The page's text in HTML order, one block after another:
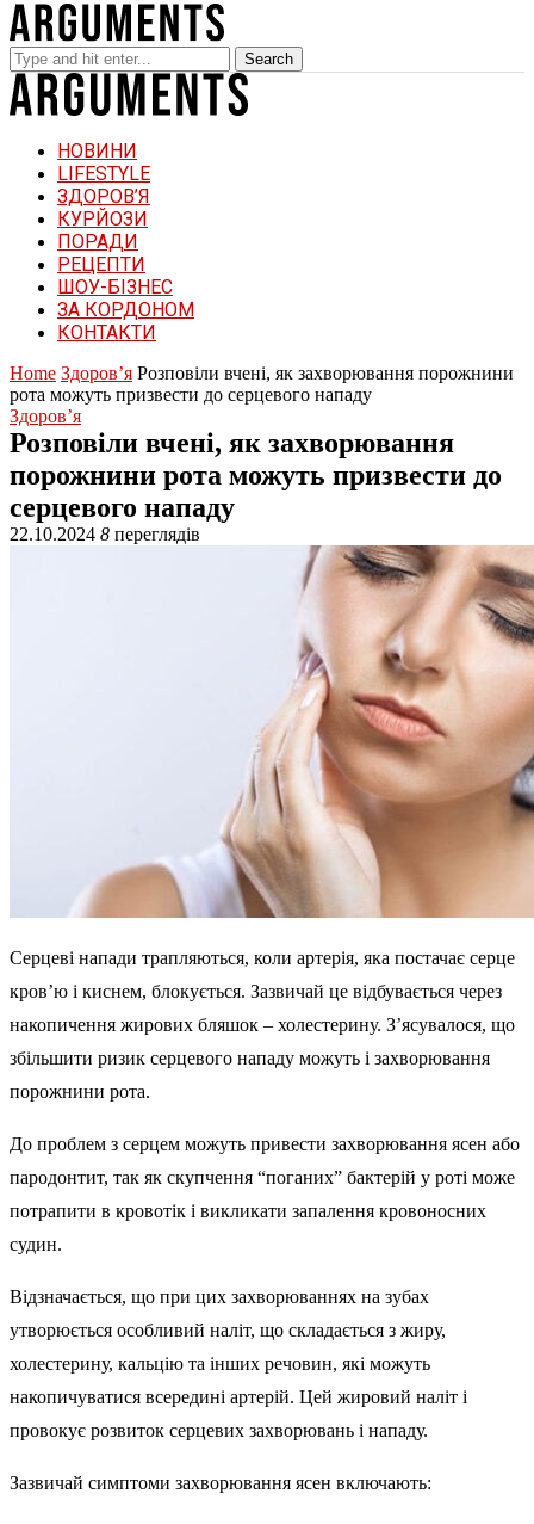
Search
НОВИНИ
LIFESTYLE
ЗДОРОВ’Я
КУРЙОЗИ
ПОРАДИ
РЕЦЕПТИ
ШОУ-БІЗНЕС
ЗА КОРДОНОМ
КОНТАКТИ
Home Здоров’я Розповіли вчені, як захворювання порожнини
рота можуть призвести до серцевого нападу
Здоров’я
Розповіли вчені, як захворювання
порожнини рота можуть призвести до
серцевого нападу
22.10.2024 8 переглядів
Серцеві напади трапляються, коли артерія, яка постачає серце
кров’ю і киснем, блокується. Зазвичай це відбувається через
накопичення жирових бляшок – холестерину. З’ясувалося, що
збільшити ризик серцевого нападу можуть і захворювання
порожнини рота.
До проблем з серцем можуть привести захворювання ясен або
пародонтит, так як скупчення “поганих” бактерій у роті може
потрапити в кровотік і викликати запалення кровоносних
судин.
Відзначається, що при цих захворюваннях на зубах
утворюється особливий наліт, що складається з жиру,
холестерину, кальцію та інших речовин, які можуть
накопичуватися всередині артерій. Цей жировий наліт і
провокує розвиток серцевих захворювань і нападу.
Зазвичай симптоми захворювання ясен включають: